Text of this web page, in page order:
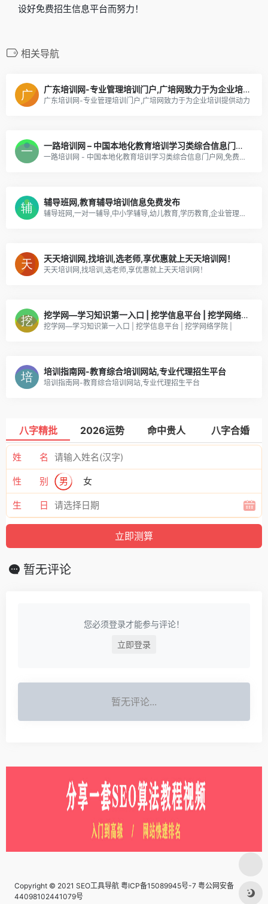
设好免费招生信息平台而努力！
相关导航
广东培训网-专业管理培训门户,广培网致力于为企业培训提供动力
广东培训网-专业管理培训门户,广培网致力于为企业培训提供动力
一路培训网 – 中国本地化教育培训学习类综合信息门户网,免费发布招生课程信息
一路培训网 - 中国本地化教育培训学习类综合信息门户网,免费发布招生课程信息
辅导班网,教育辅导培训信息免费发布
辅导班网,一对一辅导,中小学辅导,幼儿教育,学历教育,企业管理培训,技能培训,辅导班联盟网,教育联盟网,培训联盟网,教育辅导培训信息免费发布-综合教育平台
天天培训网,找培训,选老师,享优惠就上天天培训网！
天天培训网,找培训,选老师,享优惠就上天天培训网！
挖学网—学习知识第一入口 | 挖学信息平台 | 挖学网络学院 |
挖学网—学习知识第一入口 | 挖学信息平台 | 挖学网络学院 |
培训指南网-教育综合培训网站,专业代理招生平台
培训指南网-教育综合培训网站,专业代理招生平台
八字精批 2026运势 命中贵人 八字合婚
姓 名
性 别 男 女
生 日
暂无评论
您必须登录才能参与评论！
立即登录
暂无评论...
Copyright © 2021 SEO工具导航 粤ICP备15089945号-7 粤公网安备
44098102441079号